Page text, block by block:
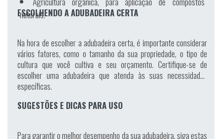
naturais.
ESCOLHENDO A ADUBADEIRA CERTA
Na hora de escolher a adubadeira certa, é importante considerar
vários fatores, como o tamanho da sua propriedade, o tipo de
cultura que você cultiva e seu orçamento. Certifique-se de
escolher uma adubadeira que atenda às suas necessidades
específicas.
SUGESTÕES E DICAS PARA USO
Para garantir o melhor desempenho da sua adubadeira, siga estas